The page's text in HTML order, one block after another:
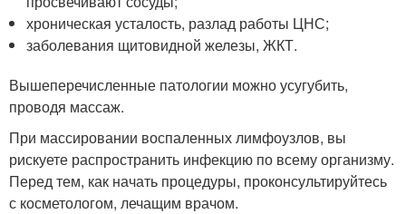
хроническая усталость, разлад работы ЦНС;
заболевания щитовидной железы, ЖКТ.
Вышеперечисленные патологии можно усугубить,
проводя массаж.
При массировании воспаленных лимфоузлов, вы
рискуете распространить инфекцию по всему организму.
Перед тем, как начать процедуры, проконсультируйтесь
с косметологом, лечащим врачом.